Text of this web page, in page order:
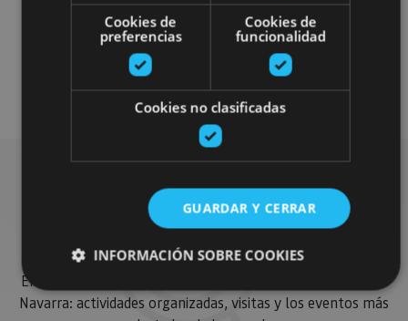
Gastronomía Visitas guiadas
Busca más planes
Encuentra planes y sugerencias para completar tu viaje en
Navarra: actividades organizadas, visitas y los eventos más
Cookies de
preferencias
Cookies de
funcionalidad
Cookies no clasificadas
GUARDAR Y CERRAR
INFORMACIÓN SOBRE COOKIES